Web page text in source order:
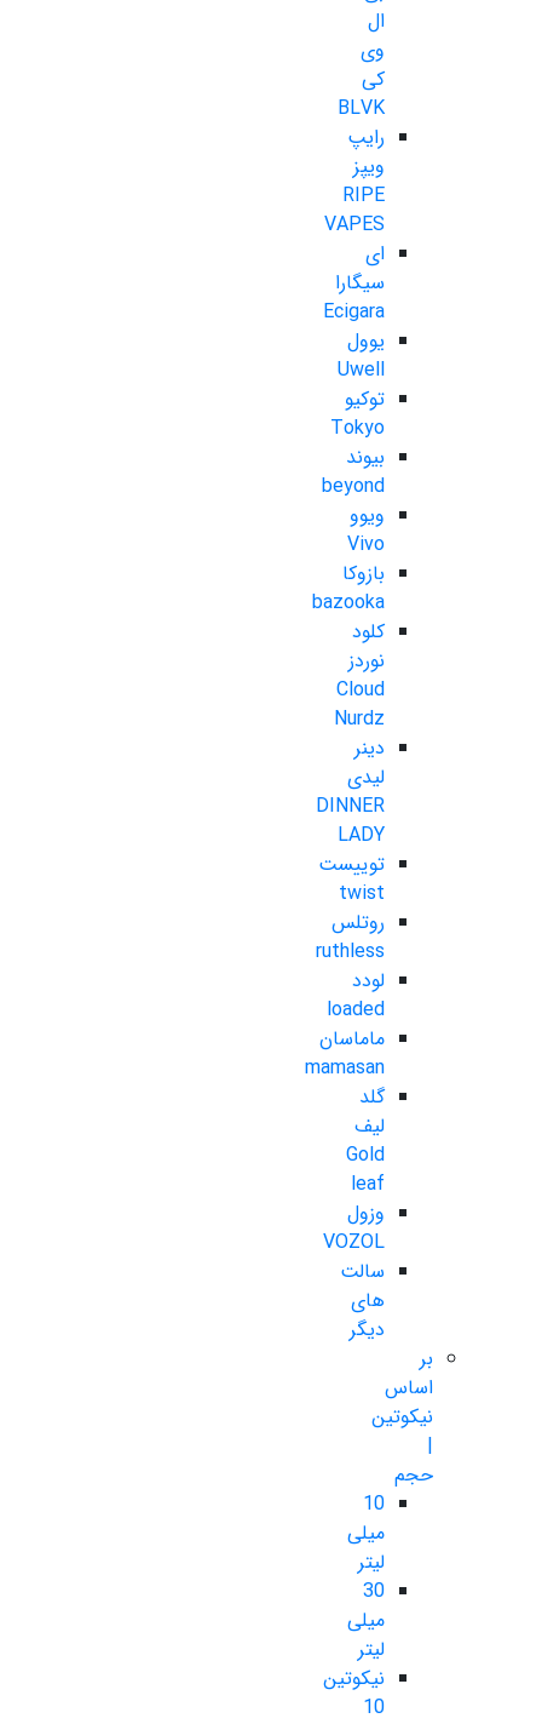
ال
وی
کی
BLVK
رایپ
ویپز
RIPE
VAPES
ای
سیگارا
Ecigara
یوول
Uwell
توکیو
Tokyo
بیوند
beyond
ویوو
Vivo
بازوکا
bazooka
کلود
نوردز
Cloud
Nurdz
دینر
لیدی
DINNER
LADY
توییست
twist
روتلس
ruthless
لودد
loaded
ماماسان
mamasan
گلد
لیف
Gold
leaf
وزول
VOZOL
سالت
های
دیگر
بر
اساس
نیکوتین
|
حجم
10
میلی
لیتر
30
میلی
لیتر
نیکوتین
10